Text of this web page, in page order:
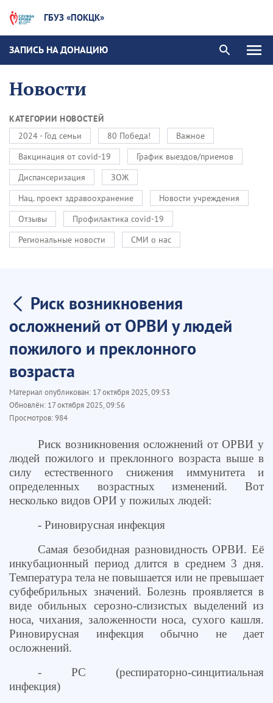
ГБУЗ «ПОКЦК»
ЗАПИСЬ НА ДОНАЦИЮ
Новости
КАТЕГОРИИ НОВОСТЕЙ
2024 - Год семьи
80 Победа!
Важное
Вакцинация от covid-19
График выездов/приемов
Диспансеризация
ЗОЖ
Нац. проект здравоохранение
Новости учреждения
Отзывы
Профилактика covid-19
Региональные новости
СМИ о нас
Риск возникновения
осложнений от ОРВИ у людей
пожилого и преклонного
возраста
Материал опубликован: 17 октября 2025, 09:53
Обновлён: 17 октября 2025, 09:56
Просмотров:984
Риск возникновения осложнений от ОРВИ у
людей пожилого и преклонного возраста выше в
силу естественного снижения иммунитета и
определенных возрастных изменений. Вот
несколько видов ОРИ у пожилых людей:
- Риновирусная инфекция
Самая безобидная разновидность ОРВИ. Её
инкубационный период длится в среднем 3 дня.
Температура тела не повышается или не превышает
субфебрильных значений. Болезнь проявляется в
виде обильных серозно-слизистых выделений из
носа, чихания, заложенности носа, сухого кашля.
Риновирусная инфекция обычно не дает
осложнений.
- РС (респираторно-синцитиальная
инфекция)